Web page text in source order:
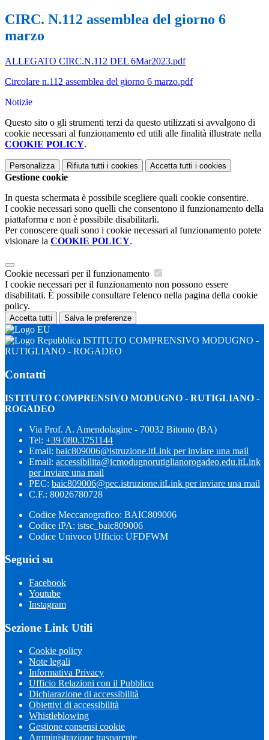
CIRC. N.112 assemblea del giorno 6
marzo
ALLEGATO CIRC.N.112 DEL 6Mar2023.pdf
Circolare n.112 assemblea del giorno 6 marzo.pdf
Notizie
Questo sito o gli strumenti terzi da questo utilizzati si avvalgono di
cookie necessari al funzionamento ed utili alle finalità illustrate nella
COOKIE POLICY.
Personalizza Rifiuta tutti i cookies Accetta tutti i cookies
Gestione cookie
In questa schermata è possibile scegliere quali cookie consentire.
I cookie necessari sono quelli che consentono il funzionamento della
piattaforma e non è possibile disabilitarli.
Per conoscere quali sono i cookie necessari al funzionamento potete
visionare la COOKIE POLICY.
Cookie necessari per il funzionamento
I cookie necessari per il funzionamento non possono essere
disabilitati. È possibile consultare l'elenco nella pagina della cookie
policy.
Accetta tutti Salva le preferenze
ISTITUTO COMPRENSIVO MODUGNO -
RUTIGLIANO - ROGADEO
Contatti
ISTITUTO COMPRENSIVO MODUGNO - RUTIGLIANO -
ROGADEO
Via Prof. A. Amendolagine - 70032 Bitonto (BA)
Tel: +39 080.3751144
Email: baic809006@istruzione.itLink per inviare una mail
Email: accessibilita@icmodugnorutiglianorogadeo.edu.itLink
per inviare una mail
PEC: baic809006@pec.istruzione.itLink per inviare una mail
C.F.: 80026780728
Codice Meccanografico: BAIC809006
Codice iPA: istsc_baic809006
Codice Univoco Ufficio: UFDFWM
Seguici su
Facebook
Youtube
Instagram
Sezione Link Utili
Cookie policy
Note legali
Informativa Privacy
Ufficio Relazioni con il Pubblico
Dichiarazione di accessibilità
Obiettivi di accessibilità
Whistleblowing
Gestione consensi cookie
Amministrazione trasparente